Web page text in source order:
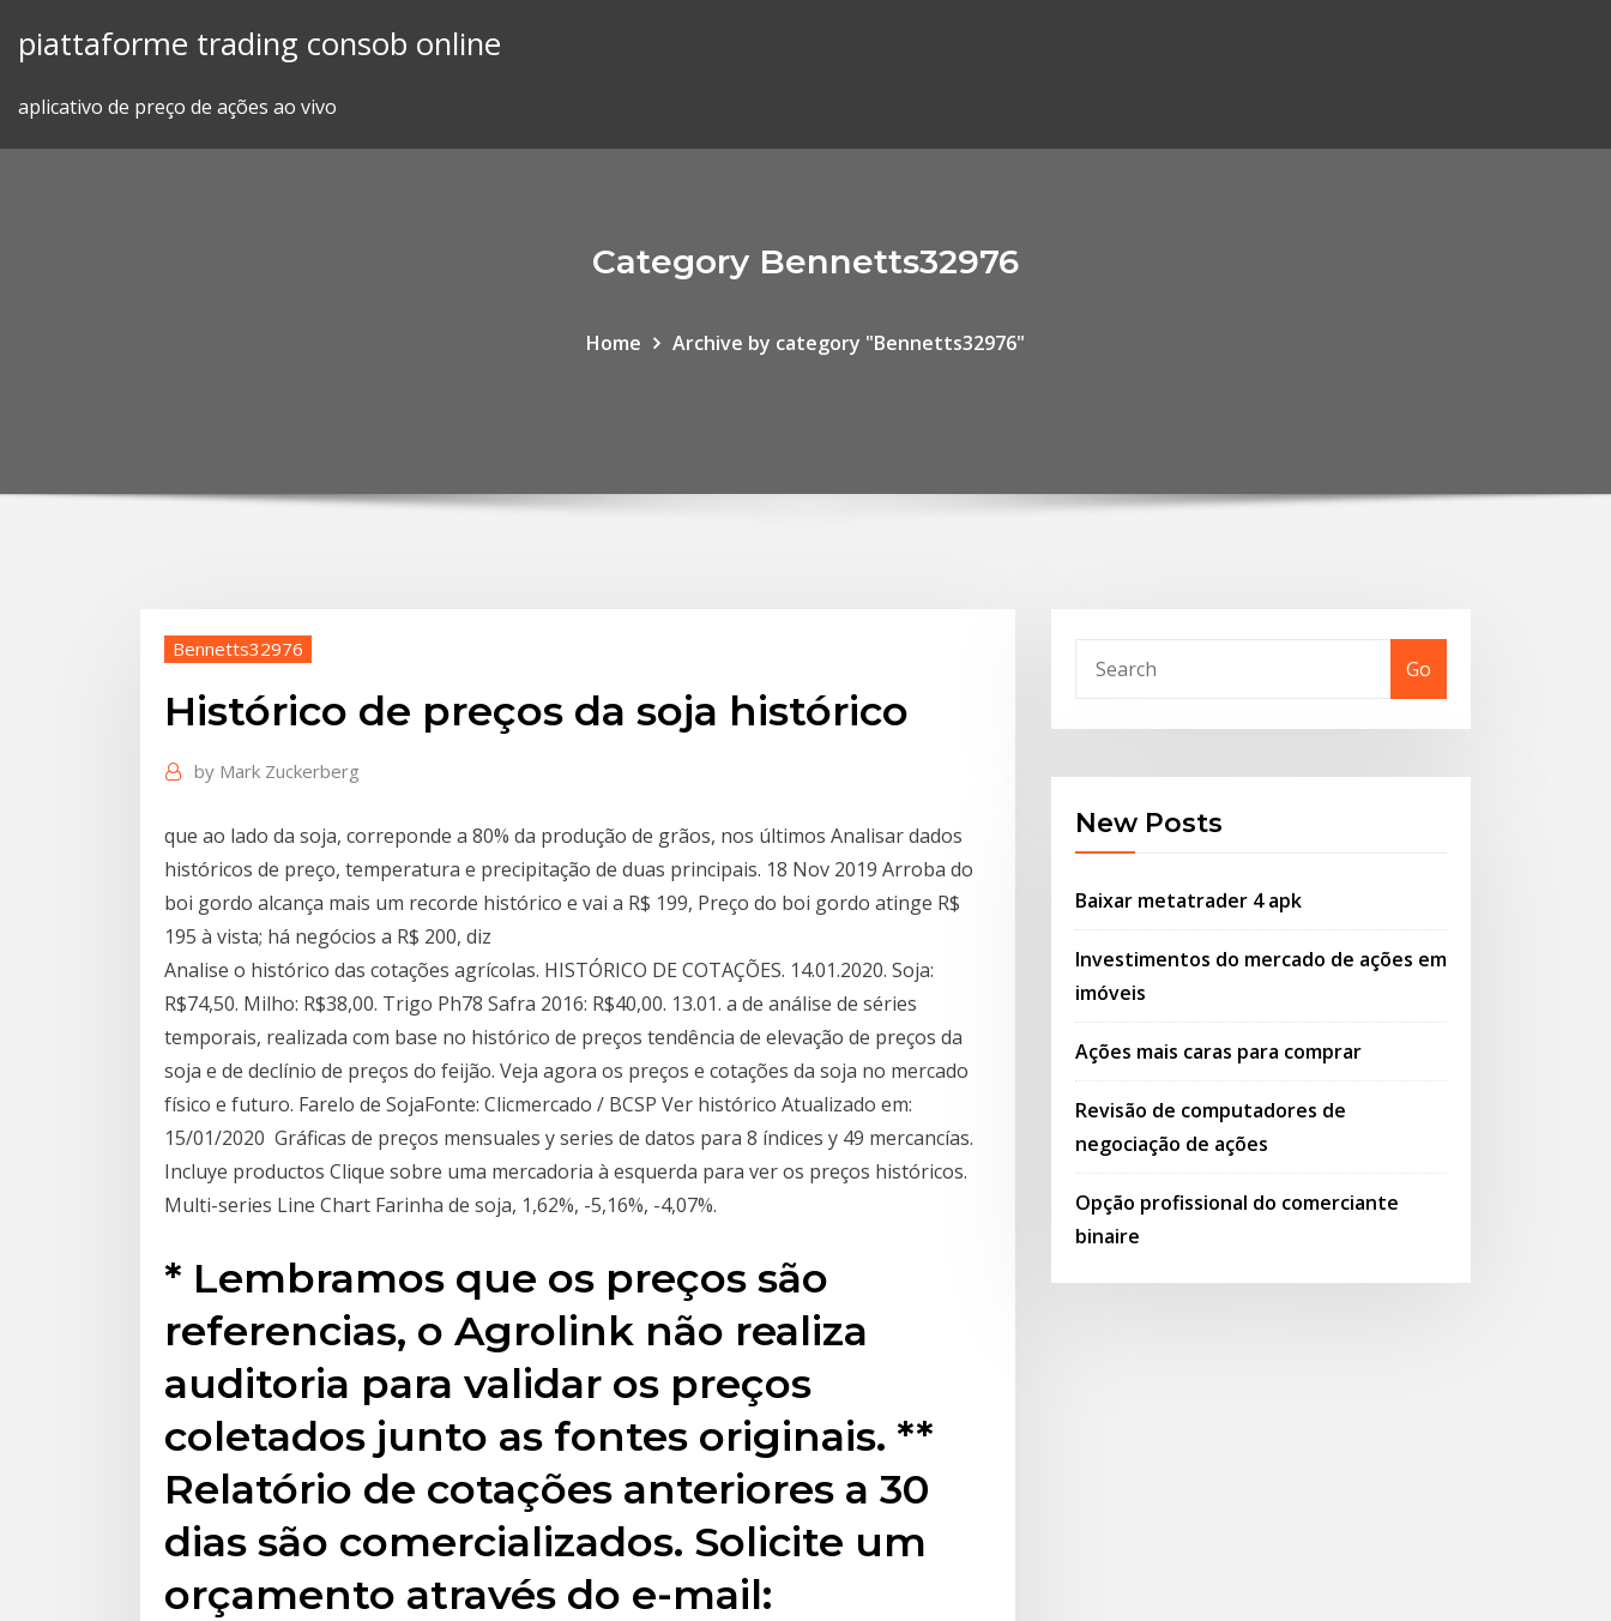
piattaforme trading consob online
aplicativo de preço de ações ao vivo
Category Bennetts32976
Home Archive by category "Bennetts32976"
Bennetts32976
Histórico de preços da soja histórico
by Mark Zuckerberg
que ao lado da soja, correponde a 80% da produção de grãos, nos últimos Analisar dados
históricos de preço, temperatura e precipitação de duas principais. 18 Nov 2019 Arroba do
boi gordo alcança mais um recorde histórico e vai a R$ 199, Preço do boi gordo atinge R$
195 à vista; há negócios a R$ 200, diz
Analise o histórico das cotações agrícolas. HISTÓRICO DE COTAÇÕES. 14.01.2020. Soja:
R$74,50. Milho: R$38,00. Trigo Ph78 Safra 2016: R$40,00. 13.01. a de análise de séries
temporais, realizada com base no histórico de preços tendência de elevação de preços da
soja e de declínio de preços do feijão. Veja agora os preços e cotações da soja no mercado
físico e futuro. Farelo de SojaFonte: Clicmercado / BCSP Ver histórico Atualizado em:
15/01/2020 Gráficas de preços mensuales y series de datos para 8 índices y 49 mercancías.
Incluye productos Clique sobre uma mercadoria à esquerda para ver os preços históricos.
Multi-series Line Chart Farinha de soja, 1,62%, -5,16%, -4,07%.
* Lembramos que os preços são
referencias, o Agrolink não realiza
auditoria para validar os preços
coletados junto as fontes originais. **
Relatório de cotações anteriores a 30
dias são comercializados. Solicite um
orçamento através do e-mail:
Go
New Posts
Baixar metatrader 4 apk
Investimentos do mercado de ações em
imóveis
Ações mais caras para comprar
Revisão de computadores de
negociação de ações
Opção profissional do comerciante
binaire